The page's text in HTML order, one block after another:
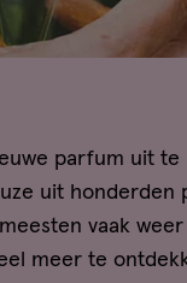
parfum uit te
uit honderden
vaak
meer te